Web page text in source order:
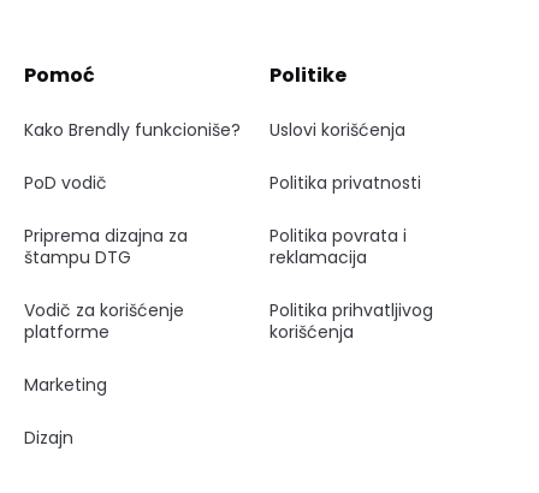
Pomoć
Kako Brendly funkcioniše?
PoD vodič
Priprema dizajna za
štampu DTG
Vodič za korišćenje
platforme
Marketing
Dizajn
Politike
Uslovi korišćenja
Politika privatnosti
Politika povrata i
reklamacija
Politika prihvatljivog
korišćenja